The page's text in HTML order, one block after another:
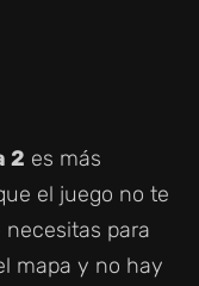
2 es más
el juego no te
necesitas para
mapa y no hay